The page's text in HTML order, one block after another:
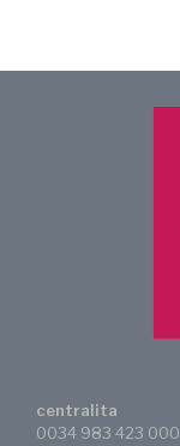
centralita
0034 983 423 000